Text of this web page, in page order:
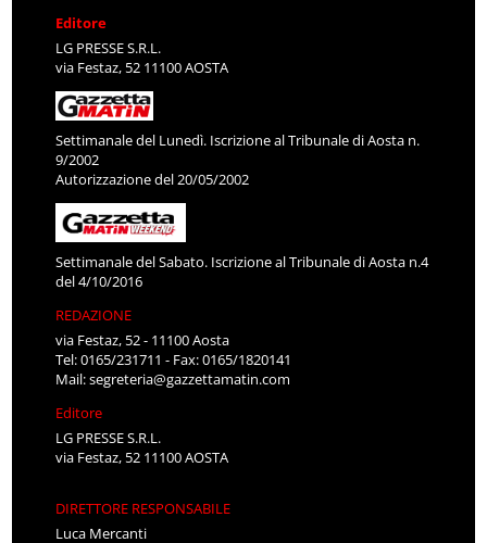
Editore
LG PRESSE S.R.L.
via Festaz, 52 11100 AOSTA
Settimanale del Lunedì. Iscrizione al Tribunale di Aosta n.
9/2002
Autorizzazione del 20/05/2002
Settimanale del Sabato. Iscrizione al Tribunale di Aosta n.4
del 4/10/2016
REDAZIONE
via Festaz, 52 - 11100 Aosta
Tel: 0165/231711 - Fax: 0165/1820141
Mail:segreteria@gazzettamatin.com
Editore
LG PRESSE S.R.L.
via Festaz, 52 11100 AOSTA
DIRETTORE RESPONSABILE
Luca Mercanti